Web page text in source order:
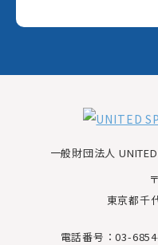
一般財団法人
東京都千
電話番号：03-